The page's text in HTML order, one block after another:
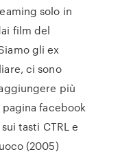
solo in
film del
gli ex
ci sono
più
facebook
tasti CTRL e
(2005)